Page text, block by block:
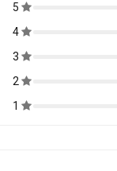
5
4
3
2
1